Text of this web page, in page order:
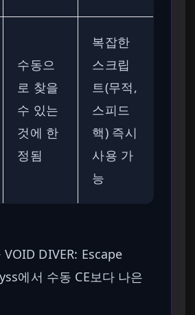
수동으
로 찾을
수 있는
것에 한
정됨
복잡한
스크립
트(무적,
스피드
핵) 즉시
사용 가
능
DIVER: Escape
에서 수동 CE보다 나은